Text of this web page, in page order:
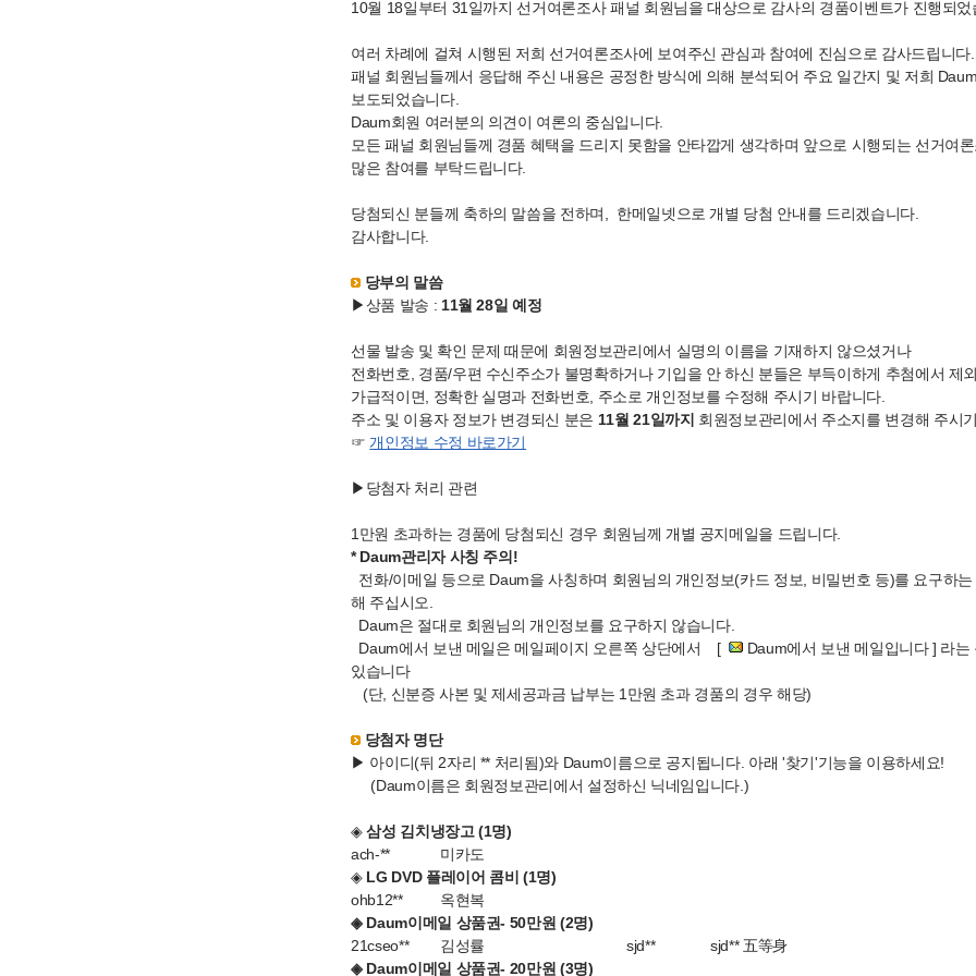
10월 18일부터 31일까지 선거여론조사 패널 회원님을 대상으로 감사의 경품이벤트가 진행되었
여러 차례에 걸쳐 시행된 저희 선거여론조사에 보여주신 관심과 참여에 진심으로 감사드립니다.
패널 회원님들께서 응답해 주신 내용은 공정한 방식에 의해 분석되어 주요 일간지 및 저희
보도되었습니다.
Daum회원 여러분의 의견이 여론의 중심입니다.
모든 패널 회원님들께 경품 혜택을 드리지 못함을 안타깝게 생각하며 앞으로 시행되는 선거여
많은 참여를 부탁드립니다.
당첨되신 분들께 축하의 말씀을 전하며, 한메일넷으로 개별 당첨 안내를 드리겠습니다.
감사합니다.
당부의 말씀
▶상품 발송 : 11월 28일 예정
선물 발송 및 확인 문제 때문에 회원정보관리에서 실명의 이름을 기재하지 않으셨거나
전화번호, 경품/우편 수신주소가 불명확하거나 기입을 안 하신 분들은 부득이하게 추첨에서 제
가급적이면, 정확한 실명과 전화번호, 주소로 개인정보를 수정해 주시기 바랍니다.
주소 및 이용자 정보가 변경되신 분은 11월 21일까지 회원정보관리에서 주소지를 변경해 주시
☞ 개인정보 수정 바로가기
▶당첨자 처리 관련
1만원 초과하는 경품에 당첨되신 경우 회원님께 개별 공지메일을 드립니다.
* Daum관리자 사칭 주의!
전화/이메일 등으로 Daum을 사칭하며 회원님의 개인정보(카드 정보, 비밀번호 등)를 요구하
해 주십시오.
Daum은 절대로 회원님의 개인정보를 요구하지 않습니다.
Daum에서 보낸 메일은 메일페이지 오른쪽 상단에서 [
Daum에서 보낸 메일입니다 ] 라는
있습니다
(단, 신분증 사본 및 제세공과금 납부는 1만원 초과 경품의 경우 해당)
당첨자 명단
▶ 아이디(뒤 2자리 ** 처리됨)와 Daum이름으로 공지됩니다. 아래 '찾기'기능을 이용하세요!
(Daum이름은 회원정보관리에서 설정하신 닉네임입니다.)
◈삼성 김치냉장고 (1명)
ach-**
미카도
◈ LG DVD 플레이어 콤비 (1명)
ohb12**
옥현복
◈ Daum이메일 상품권- 50만원 (2명)
21cseo**
김성률 sjd**
sjd** 五等身
◈ Daum이메일 상품권- 20만원 (3명)